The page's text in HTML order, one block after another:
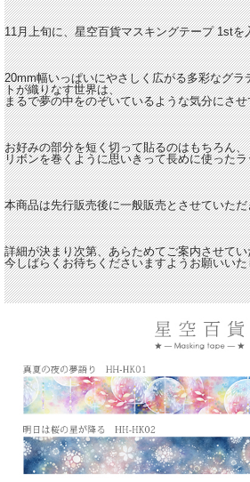
11月上旬に、星空百貨マスキングテープ 1stを
20mm幅いっぱいにやさしく広がる多彩なグラ
トが織りなす世界は、
まるで夢の中をのぞいているような気分にさ
お好みの部分を短く切って貼るのはもちろん、
リボンを巻くように思いきって長めに使った
本商品は先行販売後に一般販売とさせていた
詳細が決まり次第、あらためてご案内させて
今しばらくお待ちくださいますようお願いい